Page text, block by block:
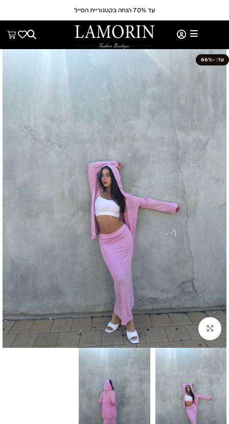
עד 70% הנחה בקטגוריית הסייל
-66%
לחצי להגדלה